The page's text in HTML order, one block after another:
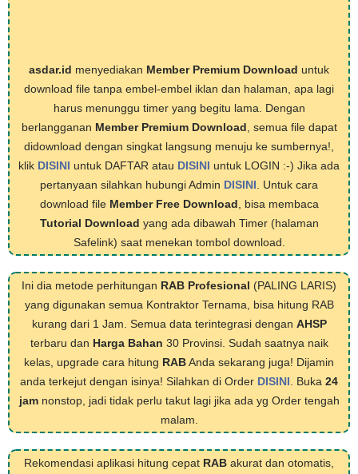
asdar.id menyediakan Member Premium Download untuk
download file tanpa embel-embel iklan dan halaman, apa lagi
harus menunggu timer yang begitu lama. Dengan
berlangganan Member Premium Download , semua file dapat
didownload dengan singkat langsung menuju ke sumbernya!,
klik DISINI untuk DAFTAR atau DISINI untuk LOGIN :-) Jika ada
pertanyaan silahkan hubungi Admin DISINI . Untuk cara
download file Member Free Download , bisa membaca
Tutorial Download yang ada dibawah Timer (halaman
Safelink) saat menekan tombol download.
Ini dia metode perhitungan RAB Profesional (PALING LARIS)
yang digunakan semua Kontraktor Ternama, bisa hitung RAB
kurang dari 1 Jam. Semua data terintegrasi dengan AHSP
terbaru dan Harga Bahan 30 Provinsi. Sudah saatnya naik
kelas, upgrade cara hitung RABAnda sekarang juga! Dijamin
anda terkejut dengan isinya! Silahkan di Order DISINI . Buka 24
jamnonstop, jadi tidak perlu takut lagi jika ada yg Order tengah
malam.
Rekomendasi aplikasi hitung cepat RAB akurat dan otomatis,